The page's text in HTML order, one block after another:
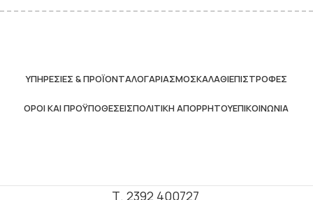
ΥΠΗΡΕΣΊΕΣ & ΠΡΟΪΌΝΤΑΛΟΓΑΡΙΑΣΜΌΣΚΑΛΆΘΙΕΠΙΣΤΡΟΦΈΣ
ΌΡΟΙ ΚΑΙ ΠΡΟΫΠΟΘΈΣΕΙΣΠΟΛΙΤΙΚΉ ΑΠΟΡΡΉΤΟΥΕΠΙΚΟΙΝΩΝΊΑ
Τ. 2392 400727